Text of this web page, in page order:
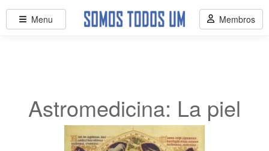
Astromedicina: La piel
Menu Membros